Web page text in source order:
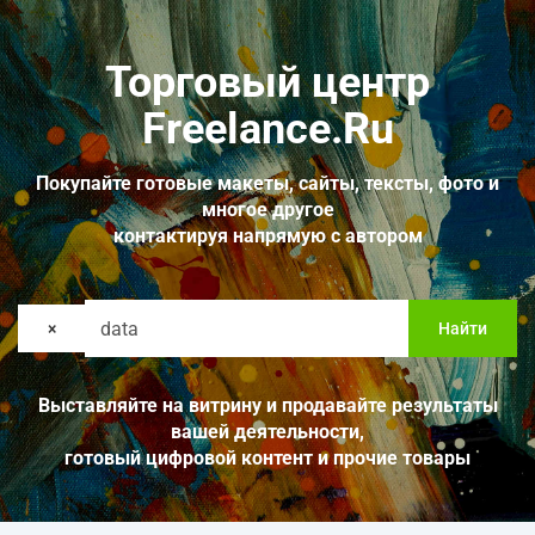
Торговый центр
Freelance.Ru
Покупайте готовые макеты, сайты, тексты, фото и
многое другое
контактируя напрямую с автором
× Найти
Выставляйте на витрину и продавайте результаты
вашей деятельности,
готовый цифровой контент и прочие товары